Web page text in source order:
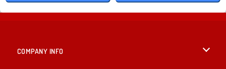
COMPANY INFO